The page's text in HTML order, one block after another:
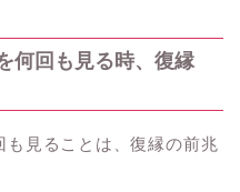
何回も見る時、復縁
も見ることは、復縁の前兆